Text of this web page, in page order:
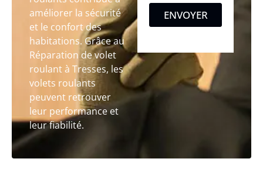
améliorer la sécurité
et le confort des
habitations. Grâce au
Réparation de volet
roulant à Tresses, les
volets roulants
peuvent retrouver
leur performance et
leur fiabilité.
ENVOYER